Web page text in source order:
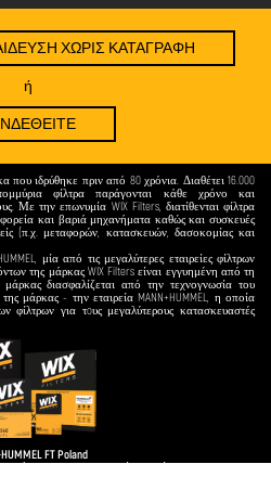
ΧΩΡΙΣ ΚΑΤΑΓΡΑΦΗ
ή
που ιδρύθηκε πριν από 80 χρόνια. Διαθέτει 16.000
φίλτρα παράγονται κάθε χρόνο και
Με την επωνυμία WIX Filters, διατίθενται φίλτρα
και βαριά μηχανήματα καθώς και συσκευές
(π.χ. μεταφορών, κατασκευών, δασοκομίας και
μία από τις μεγαλύτερες εταιρείες φίλτρων
της μάρκας WIX Filters είναι εγγυημένη από τη
διασφαλίζεται από την τεχνογνωσία του
μάρκας - την εταιρεία MANN+HUMMEL, η οποία
φίλτρων για τoυς μεγαλύτερους κατασκευαστές
FT Poland
- κεφαλαιουχική εταιρεία